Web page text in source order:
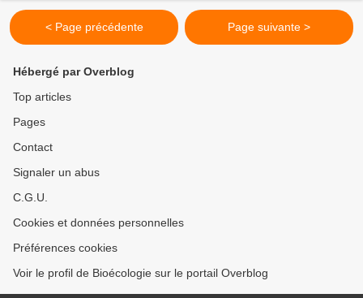
< Page précédente Page suivante >
Hébergé par Overblog
Top articles
Pages
Contact
Signaler un abus
C.G.U.
Cookies et données personnelles
Préférences cookies
Voir le profil de Bioécologie sur le portail Overblog